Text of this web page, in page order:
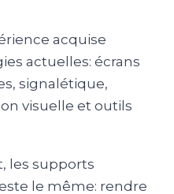
acquise
actuelles: écrans
signalétique,
visuelle et outils
les supports
le même: rendre